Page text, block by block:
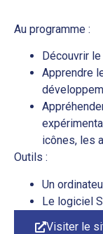
Au programme :
Découvrir
Apprendre
icônes, les
Outils :
Un
Le logiciel
Visiter le